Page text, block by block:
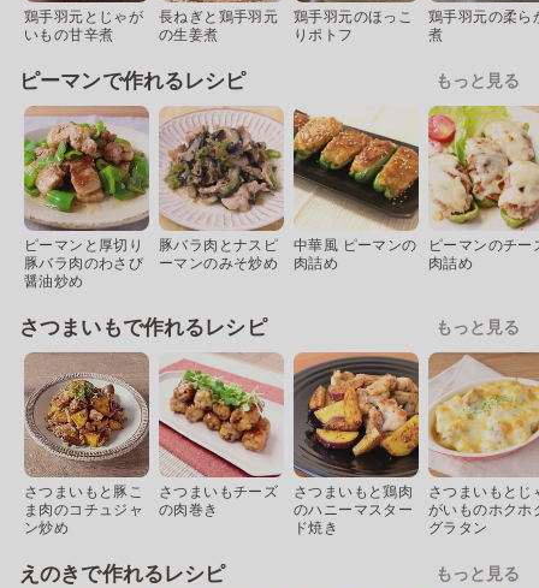
鶏手羽元とじゃが
いもの甘辛煮
長ねぎと鶏手羽元
の生姜煮
鶏手羽元のほっこ
りポトフ
鶏手羽元の柔ら
煮
ピーマンで作れるレシピ もっと見る
ピーマンと厚切り
豚バラ肉のわさび
醤油炒め
豚バラ肉とナスピ
ーマンのみそ炒め
中華風 ピーマンの
肉詰め
ピーマンのチー
肉詰め
さつまいもで作れるレシピ もっと見る
さつまいもと豚こ
ま肉のコチュジャ
ン炒め
さつまいもチーズ
の肉巻き
さつまいもと鶏肉
のハニーマスター
ド焼き
さつまいもとじ
がいものホクホ
グラタン
えのきで作れるレシピ もっと見る